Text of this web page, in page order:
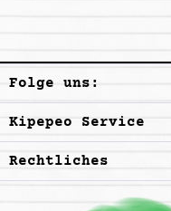
Folge uns:
Kipepeo Service
Rechtliches